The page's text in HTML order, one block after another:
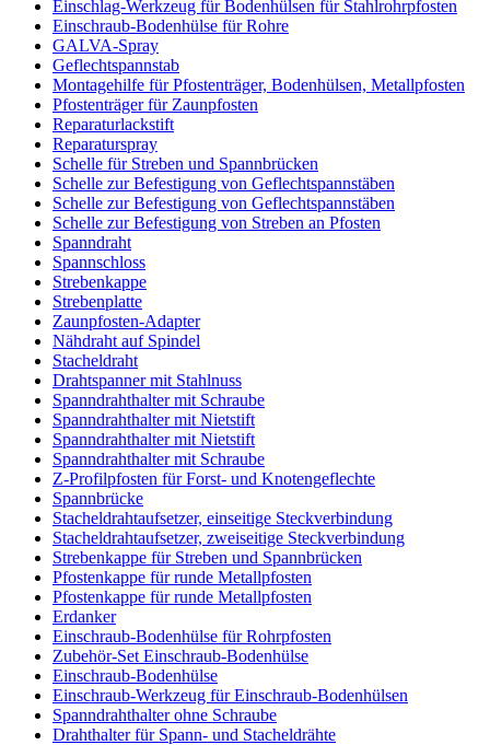
Einschlag-Werkzeug für Bodenhülsen für Stahlrohrpfosten
Einschraub-Bodenhülse für Rohre
GALVA-Spray
Geflechtspannstab
Montagehilfe für Pfostenträger, Bodenhülsen, Metallpfosten
Pfostenträger für Zaunpfosten
Reparaturlackstift
Reparaturspray
Schelle für Streben und Spannbrücken
Schelle zur Befestigung von Geflechtspannstäben
Schelle zur Befestigung von Geflechtspannstäben
Schelle zur Befestigung von Streben an Pfosten
Spanndraht
Spannschloss
Strebenkappe
Strebenplatte
Zaunpfosten-Adapter
Nähdraht auf Spindel
Stacheldraht
Drahtspanner mit Stahlnuss
Spanndrahthalter mit Schraube
Spanndrahthalter mit Nietstift
Spanndrahthalter mit Nietstift
Spanndrahthalter mit Schraube
Z-Profilpfosten für Forst- und Knotengeflechte
Spannbrücke
Stacheldrahtaufsetzer, einseitige Steckverbindung
Stacheldrahtaufsetzer, zweiseitige Steckverbindung
Strebenkappe für Streben und Spannbrücken
Pfostenkappe für runde Metallpfosten
Pfostenkappe für runde Metallpfosten
Erdanker
Einschraub-Bodenhülse für Rohrpfosten
Zubehör-Set Einschraub-Bodenhülse
Einschraub-Bodenhülse
Einschraub-Werkzeug für Einschraub-Bodenhülsen
Spanndrahthalter ohne Schraube
Drahthalter für Spann- und Stacheldrähte